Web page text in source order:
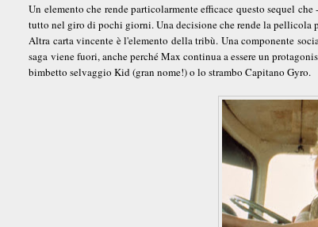
Un elemento che rende particolarmente efficace questo sequel
tutto nel giro di pochi giorni. Una decisione che rende la pellicola
Altra carta vincente è l'elemento della tribù. Una componente
saga viene fuori, anche perché Max continua a essere un
bimbetto selvaggio Kid (gran nome!) o lo strambo Capitano Gyro.